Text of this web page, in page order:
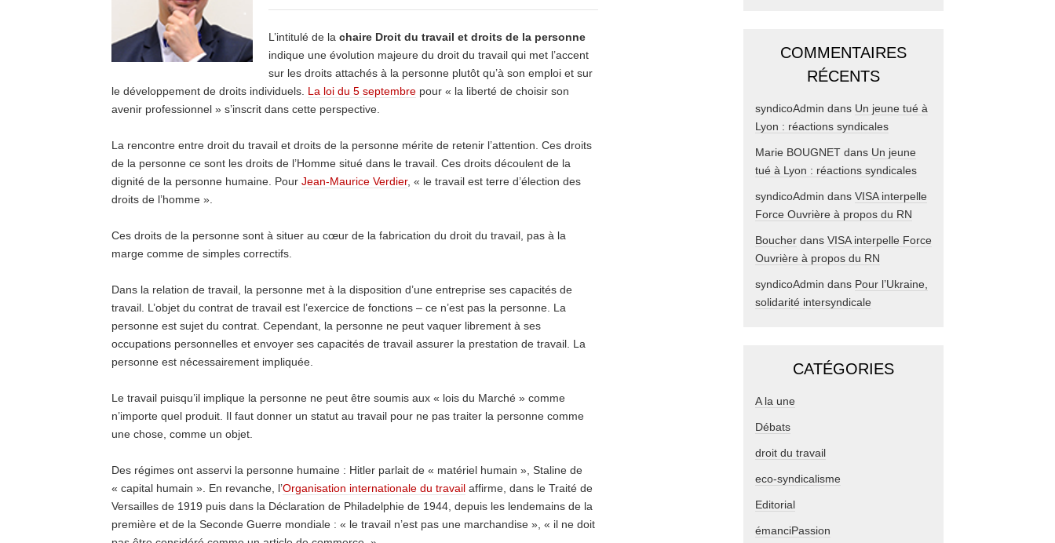
L’intitulé de la chaire Droit du travail et droits de la personne
indique une évolution majeure du droit du travail qui met l’accent
sur les droits attachés à la personne plutôt qu’à son emploi et sur
le développement de droits individuels. La loi du 5 septembre pour « la liberté de choisir son
avenir professionnel » s’inscrit dans cette perspective.
La rencontre entre droit du travail et droits de la personne mérite de retenir l’attention. Ces droits
de la personne ce sont les droits de l’Homme situé dans le travail. Ces droits découlent de la
dignité de la personne humaine. Pour Jean‑Maurice Verdier, « le travail est terre d’élection des
droits de l’homme ».
Ces droits de la personne sont à situer au cœur de la fabrication du droit du travail, pas à la
marge comme de simples correctifs.
Dans la relation de travail, la personne met à la disposition d’une entreprise ses capacités de
travail. L’objet du contrat de travail est l’exercice de fonctions – ce n’est pas la personne. La
personne est sujet du contrat. Cependant, la personne ne peut vaquer librement à ses
occupations personnelles et envoyer ses capacités de travail assurer la prestation de travail. La
personne est nécessairement impliquée.
Le travail puisqu’il implique la personne ne peut être soumis aux « lois du Marché » comme
n’importe quel produit. Il faut donner un statut au travail pour ne pas traiter la personne comme
une chose, comme un objet.
Des régimes ont asservi la personne humaine : Hitler parlait de « matériel humain », Staline de
« capital humain ». En revanche, l’Organisation internationale du travail affirme, dans le Traité de
Versailles de 1919 puis dans la Déclaration de Philadelphie de 1944, depuis les lendemains de la
première et de la Seconde Guerre mondiale : « le travail n’est pas une marchandise », « il ne doit
COMMENTAIRES
RÉCENTS
syndicoAdmin dans Un jeune tué à
Lyon : réactions syndicales
Marie BOUGNET dans Un jeune
tué à Lyon : réactions syndicales
syndicoAdmin dans VISA interpelle
Force Ouvrière à propos du RN
Boucher dans VISA interpelle Force
Ouvrière à propos du RN
syndicoAdmin dans Pour l’Ukraine,
solidarité intersyndicale
CATÉGORIES
A la une
Débats
droit du travail
eco-syndicalisme
Editorial
émanciPassion